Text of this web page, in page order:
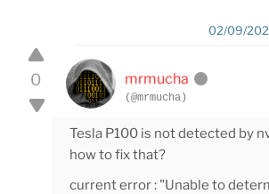
0
02/09/
mrmucha
(@mrmucha)
Tesla P100 is not detected by
how to fix that?
current error : "Unable to